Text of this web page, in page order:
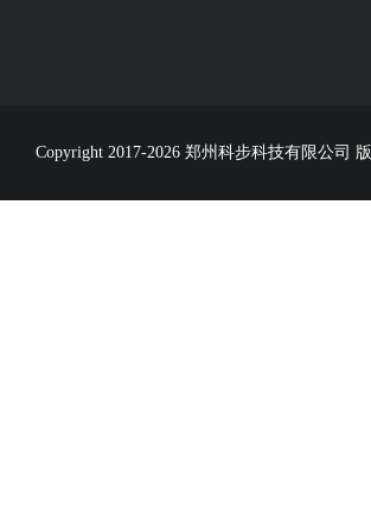
Copyright 2017-2026 郑州科步科技有限公司